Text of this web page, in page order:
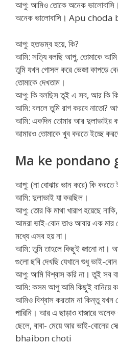
আপু: আমিও তোকে অনেক
অনেক ভালোবাসি। Apu
আপু: হতভম্ব হয়ে, কি?
আমি: সত্যি বলছি আপু, তোমাকে আমি
তুমি যখন গোসল করে ভেজা কাপড়ে
তোমাকে দেখতাম।
আপু: কি বলছিস তুই এ সব, আর কি কি
আমি: বললে তুমি রাগ করবে নাতো?
আমি: একদিন তোমার আর দুলাভাইর
আমারও তোমাকে খুব করতে ইচ্ছে
Ma ke pondano
আপু: (না বোঝার ভান করে) কি করতে
আমি: দুলাভাই যা করছিল।
আপু: তোর কি মাথা খারাপ হয়েছে
আমরা ভাই-বোন তাও আবার এক
মধ্যে এসব হয় না।
আমি: তুমি তাহলে কিছুই জানো
গুলো ছবি দেখছি যেখানে শুধু ভাই-
আপু: আমি বিশ্বাস করি না। তুই সব
আমি: কসম আপু আমি কিছুই বানিয়ে
আমিও বিশ্বাস করতাম না কিন্তু যখন
পারিনি। আর এ ছাড়াও বাজারে অনেক
ছেলে, বাবা- মেয়ে আর ভাই-
bhaibon choti